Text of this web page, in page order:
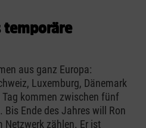
temporäre
aus ganz Europa:
Luxemburg, Dänemark
kommen zwischen fünf
Bis Ende des Jahres will Ron
Netzwerk zählen. Er ist